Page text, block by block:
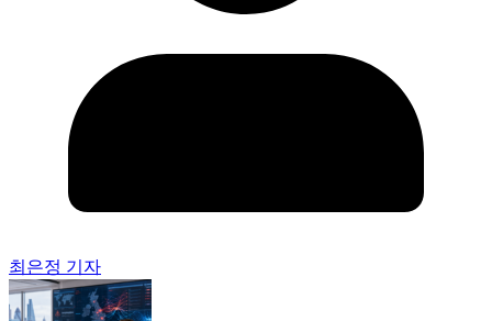
최은정 기자